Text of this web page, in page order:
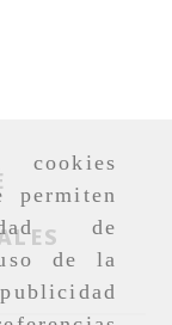
permiten
de
de la